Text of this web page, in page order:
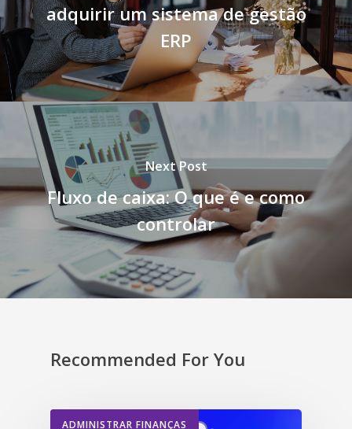
adquirir um sistema de gestão
ERP
Next Post
Fluxo de caixa: O que é e como
controlar
Recommended For You
ADMINISTRAR FINANÇAS